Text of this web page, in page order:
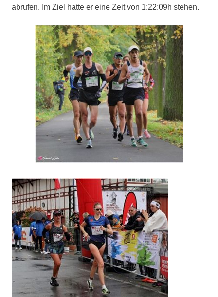
abrufen. Im Ziel hatte er eine Zeit von 1:22:09h stehen.